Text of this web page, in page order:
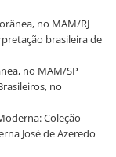
no MAM/RJ
brasileira de
no MAM/SP
no
Coleção
José de Azeredo